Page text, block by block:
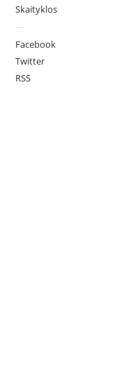
Skaityklos
—
Facebook
Twitter
RSS